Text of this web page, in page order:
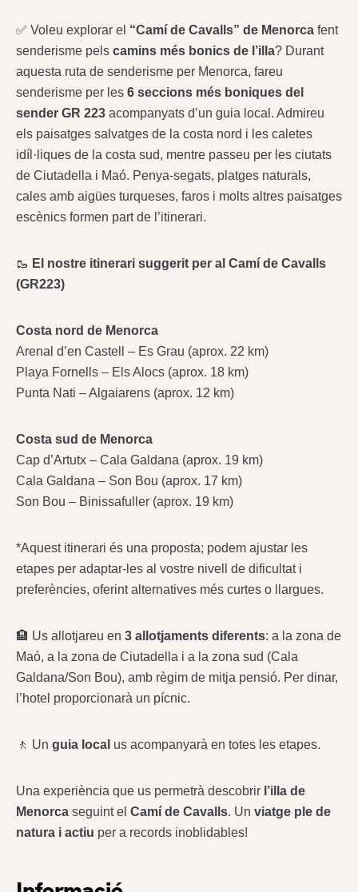
✅ Voleu explorar el “Camí de Cavalls” de Menorca fent
senderisme pels camins més bonics de l’illa? Durant
aquesta ruta de senderisme per Menorca, fareu
senderisme per les 6 seccions més boniques del
sender GR 223 acompanyats d’un guia local. Admireu
els paisatges salvatges de la costa nord i les caletes
idíl·liques de la costa sud, mentre passeu per les ciutats
de Ciutadella i Maó. Penya-segats, platges naturals,
cales amb aigües turqueses, faros i molts altres paisatges
escènics formen part de l’itinerari.
🥾 El nostre itinerari suggerit per al Camí de Cavalls
(GR223)
Costa nord de Menorca
Arenal d’en Castell – Es Grau (aprox. 22 km)
Playa Fornells – Els Alocs (aprox. 18 km)
Punta Nati – Algaiarens (aprox. 12 km)
Costa sud de Menorca
Cap d’Artutx – Cala Galdana (aprox. 19 km)
Cala Galdana – Son Bou (aprox. 17 km)
Son Bou – Binissafuller (aprox. 19 km)
*Aquest itinerari és una proposta; podem ajustar les
etapes per adaptar-les al vostre nivell de dificultat i
preferències, oferint alternatives més curtes o llargues.
🏨 Us allotjareu en 3 allotjaments diferents: a la zona de
Maó, a la zona de Ciutadella i a la zona sud (Cala
Galdana/Son Bou), amb règim de mitja pensió. Per dinar,
l’hotel proporcionarà un pícnic.
🚶 Un guia local us acompanyarà en totes les etapes.
Una experiència que us permetrà descobrir l’illa de
Menorca seguint el Camí de Cavalls. Un viatge ple de
natura i actiu per a records inoblidables!